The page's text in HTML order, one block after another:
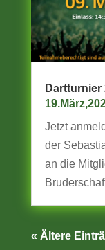
Dartturnier
Jetzt
der
an die
« Ältere